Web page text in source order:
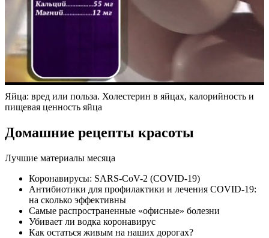
Яйца: вред или польза. Холестерин в яйцах, калорийность и
пищевая ценность яйца
Домашние рецепты красоты
Лучшие материалы месяца
Коронавирусы: SARS-CoV-2 (COVID-19)
Антибиотики для профилактики и лечения COVID-19:
на сколько эффективны
Самые распространенные «офисные» болезни
Убивает ли водка коронавирус
Как остаться живым на наших дорогах?